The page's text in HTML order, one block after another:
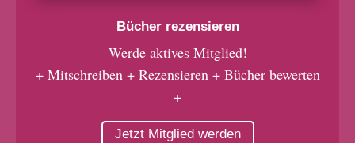
Bücher rezensieren
Werde aktives Mitglied!
+ Mitschreiben + Rezensieren + Bücher bewerten
+
Jetzt Mitglied werden